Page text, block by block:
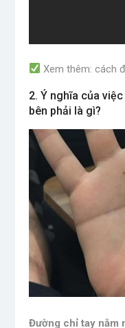
Xem thêm: cách
2. Ý nghĩa của
bên phải là gì?
Đường chỉ tay nằm